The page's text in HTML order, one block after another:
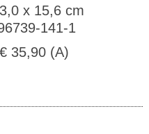
x 15,6 cm
141-1
35,90 (A)